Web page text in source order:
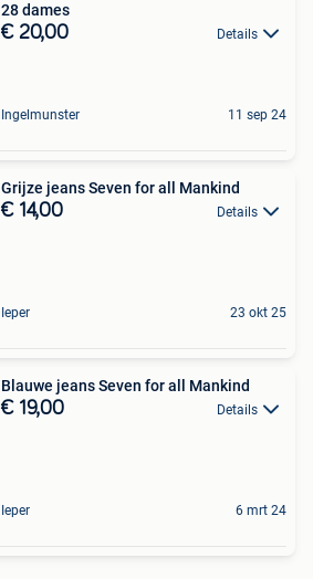
28 dames
€ 20,00 Details
Ingelmunster 11 sep 24
Grijze jeans Seven for all Mankind
€ 14,00 Details
Ieper 23 okt 25
Blauwe jeans Seven for all Mankind
€ 19,00 Details
Ieper 6 mrt 24